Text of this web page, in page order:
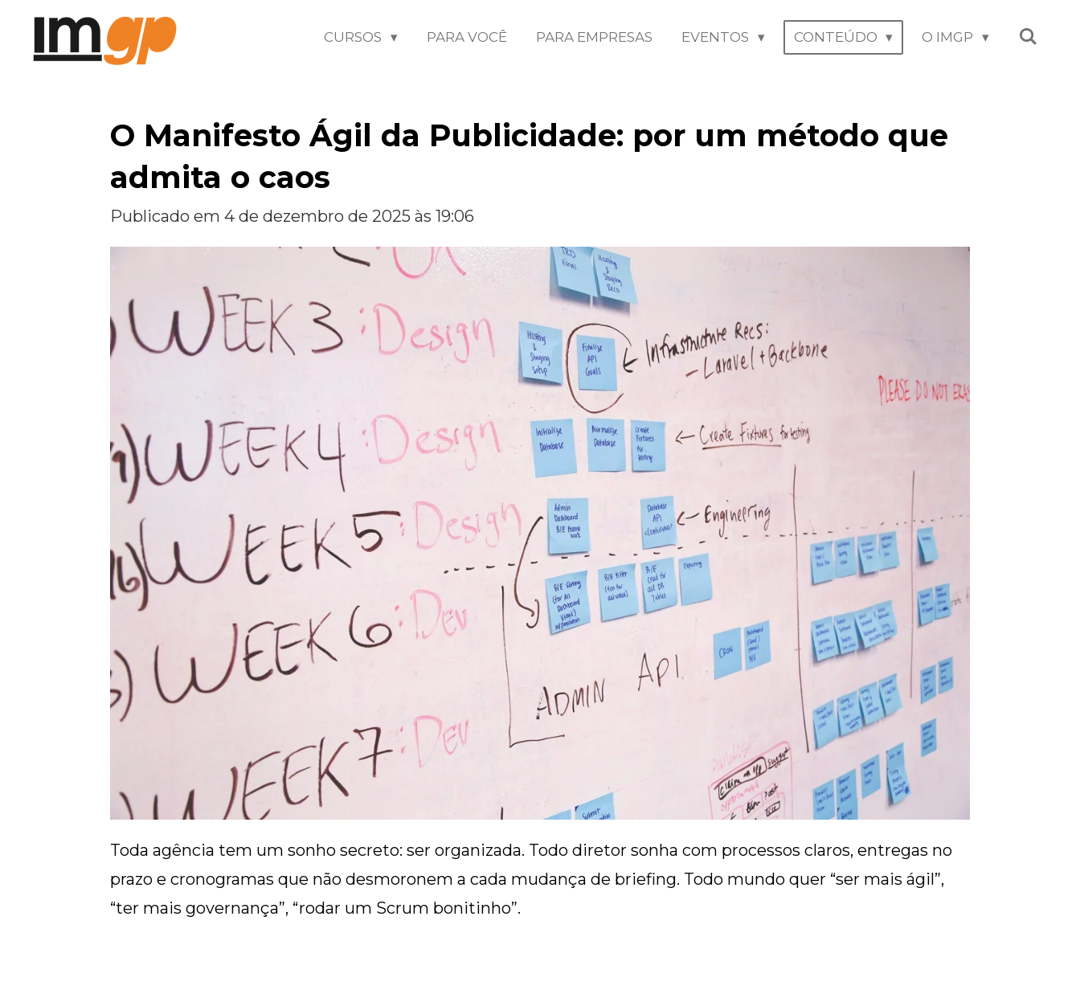
Salta
para
CURSOS PARA VOCÊ PARA EMPRESAS EVENTOS CONTEÚDO O IMGP
O Manifesto Ágil da Publicidade: por um método que
admita o caos
Publicado em 4 de dezembro de 2025 às 19:06
Toda agência tem um sonho secreto: ser organizada. Todo diretor sonha com processos claros, entregas no
prazo e cronogramas que não desmoronem a cada mudança de briefing. Todo mundo quer “ser mais ágil”,
“ter mais governança”, “rodar um Scrum bonitinho”.